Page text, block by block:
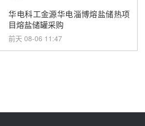
华电科工金源华电淄博熔盐储热项
目熔盐储罐采购
前天 08-06 11:47
光热示范电站二列蒸汽发生器设备